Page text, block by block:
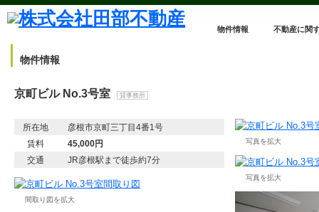
物件情報 不動産に関
物件情報
京町ビル No.3号室 貸事務所
所在地
彦根市京町三丁目4番1号
賃料
45,000円
交通
JR彦根駅まで徒歩約7分
間取り図を拡大
写真を拡大
写真を拡大